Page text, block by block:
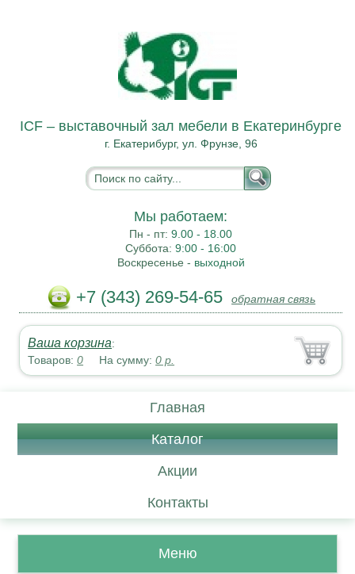
ICF – выставочный зал мебели в Екатеринбурге
г. Екатерибург, ул. Фрунзе, 96
Мы работаем:
Пн - пт:9.00 - 18.00
Суббота:9:00 - 16:00
Воскресенье - выходной
+7 (343) 269-54-65 обратная связь
Ваша корзина:
Товаров:0 На сумму:0 р.
Главная
Каталог
Акции
Контакты
Меню